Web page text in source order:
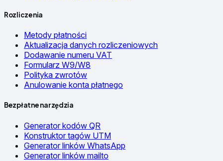
Rozliczenia
Metody płatności
Aktualizacja danych rozliczeniowych
Dodawanie numeru VAT
Formularz W9/W8
Polityka zwrotów
Anulowanie konta płatnego
Bezpłatne narzędzia
Generator kodów QR
Konstruktor tagów UTM
Generator linków WhatsApp
Generator linków mailto